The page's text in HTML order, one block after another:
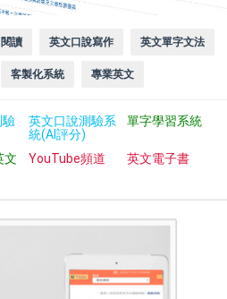
讀 英文口說寫作 英文單字文法
客製化系統 專業英文
驗
英文口說測驗系
統(AI評分)
單字學習系統
文 YouTube頻道 英文電子書